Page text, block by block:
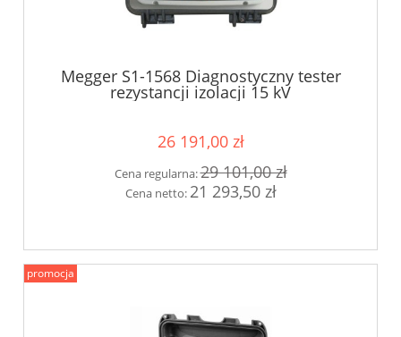
Megger S1-1568 Diagnostyczny tester
rezystancji izolacji 15 kV
26 191,00 zł
Cena regularna:29 101,00 zł
Cena netto: 21 293,50 zł
promocja